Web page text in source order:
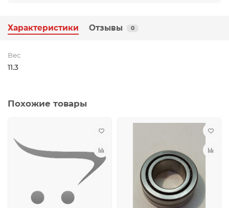
Характеристики Отзывы 0
Вес
11.3
Похожие товары